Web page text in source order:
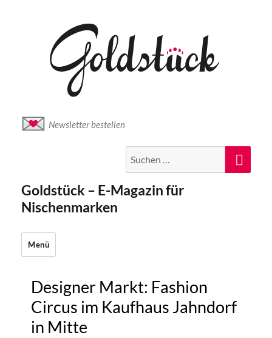
Newsletter bestellen
nach:
Goldstück – E-Magazin für
Nischenmarken
Menü
Designer Markt: Fashion
Circus im Kaufhaus Jahndorf
in Mitte